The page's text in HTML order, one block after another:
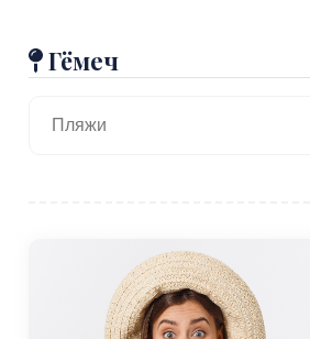
Гёмеч
Пляжи